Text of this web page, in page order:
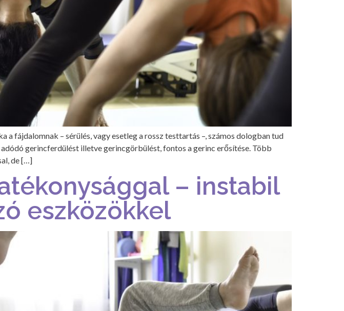
fájdalomnak – sérülés, vagy esetleg a rossz testtartás –, számos dologban tud
gerincferdülést illetve gerincgörbülést, fontos a gerinc erősítése. Több
de […]
– instabil
eszközökkel